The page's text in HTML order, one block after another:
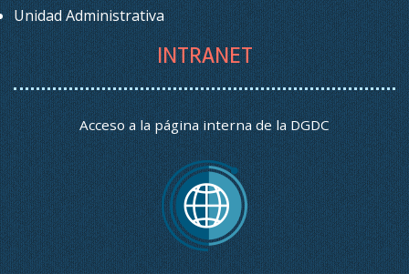
Unidad Administrativa
INTRANET
Acceso a la página interna de la DGDC